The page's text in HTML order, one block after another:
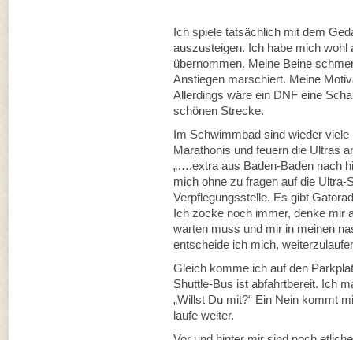
Ich spiele tatsächlich mit dem
auszusteigen. Ich habe mich
übernommen. Meine Beine
Anstiegen marschiert. Meine
Allerdings wäre ein DNF eine
schönen Strecke.
Im Schwimmbad sind wieder
Marathonis und feuern die Ultras
„….extra aus Baden-Baden nach
mich ohne zu fragen auf die
Verpflegungsstelle. Es gibt
Ich zocke noch immer, denke mir
warten muss und mir in meinen
entscheide ich mich,
Gleich komme ich auf den
Shuttle-Bus ist abfahrtbereit. Ich
„Willst Du mit?“ Ein Nein kommt
laufe weiter.